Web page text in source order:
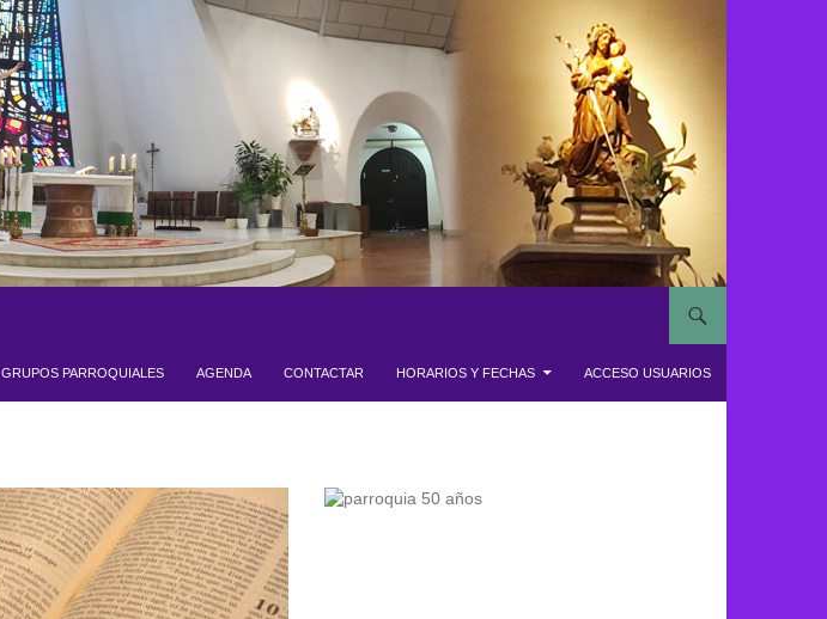
GRUPOS PARROQUIALES AGENDA CONTACTAR HORARIOS Y FECHAS ACCESO USUARIOS